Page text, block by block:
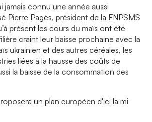
jamais connu une année aussi
Pierre Pagès, président de la FNPSMS
présent les cours du maïs ont été
craint leur baisse prochaine avec la
ukrainien et des autres céréales, les
liées à la hausse des coûts de
la baisse de la consommation des
un plan européen d'ici la mi-